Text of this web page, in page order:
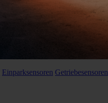
Einparksensoren Getriebesensoren